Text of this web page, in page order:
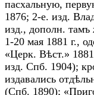
пасхальную,
1876; 2-е. изд.
изд., дополн.
1-20 мая 1881 г.,
«Церк. Вѣст.»
изд. Спб. 1904);
издавались
(Спб. 1890);